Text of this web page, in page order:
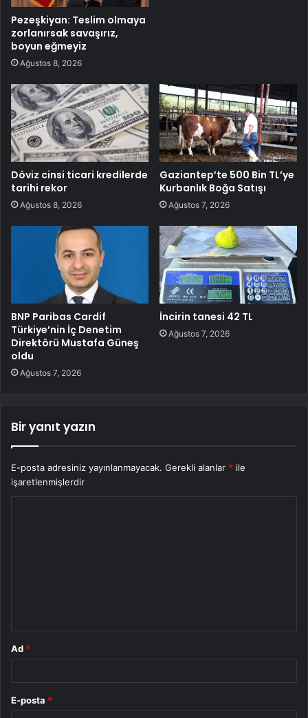
Pezeşkiyan: Teslim olmaya
zorlanırsak savaşırız,
boyun eğmeyiz
Ağustos 8, 2026
Döviz cinsi ticari kredilerde
tarihi rekor
Ağustos 8, 2026
Gaziantep’te 500 Bin TL’ye
Kurbanlık Boğa Satışı
Ağustos 7, 2026
BNP Paribas Cardif
Türkiye’nin İç Denetim
Direktörü Mustafa Güneş
oldu
Ağustos 7, 2026
İncirin tanesi 42 TL
Ağustos 7, 2026
Bir yanıt yazın
E-posta adresiniz yayınlanmayacak. Gerekli alanlar * ile
işaretlenmişlerdir
Ad *
E-posta *